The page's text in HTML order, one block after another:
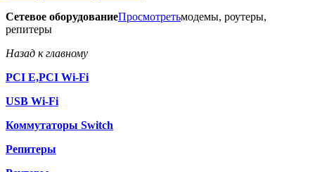
Сетевое оборудованиеПросмотретьмодемы, роутеры,
репитеры
Назад к главному
PCI E,PCI Wi-Fi
USB Wi-Fi
Коммутаторы Switch
Репитеры